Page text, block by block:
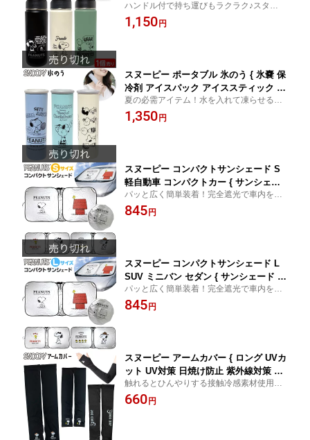
ボトル マイボトル 通勤 通学 snoopy ス
ヌーピー グッズ peanuts かわいい おし
ハンドル付で持ち運びもラクラク♪スタイリ
ッシュな直飲みボトル
1,150 円
スヌーピー ポータブル 氷のう { 氷嚢 保
冷剤 アイスパック アイススティック ア
イシングパック ひんやり スポーツ 冷温
冷感 アウトドア 熱中症対策 snoopy ス
夏の必需アイテム！水を入れて凍らせるだ
け！携帯できる保冷氷のう
1,350 円
スヌーピー コンパクトサンシェード S
軽自動車 コンパクトカー { サンシェー
ド 車 折りたたみ アウトドア snoopy ス
ヌーピー グッズ peanuts かわいい シン
パッと広く簡単装着！完全遮光で車内を快
適に
845 円
スヌーピー コンパクトサンシェード L
SUV ミニバン セダン { サンシェード 車
折りたたみ 折り畳み アウトドア snoop
y スヌーピー グッズ peanuts かわいい
パッと広く簡単装着！完全遮光で車内を快
適に
845 円
スヌーピー アームカバー { ロング UVカ
ット UV対策 日焼け防止 紫外線対策 接
触冷感 ひんやり 熱中症対策 黒 女性 レ
ディース snoopy スヌーピー グッズ か
触れるとひんやりする接触冷感素材使用。
紫外線カットでUV対策に！
660 円